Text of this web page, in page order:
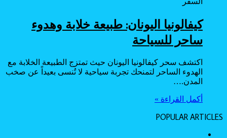
كيفالونيا اليونان: طبيعة خلابة وهدوء
ساحر للسياحة
اكتشف سحر كيفالونيا اليونان حيث تمتزج الطبيعة الخلابة مع
الهدوء الساحر لتمنحك تجربة سياحية لا تُنسى بعيداً عن صخب
المدن.…
أكمل القراءة »
POPULAR ARTICLES